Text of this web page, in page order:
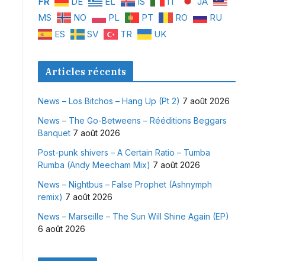
MS
NO PL PT RO
RU
ES
SV TR UK
Articles récents
News – Los Bitchos – Hang Up (Pt 2) 7 août 2026
News – The Go-Betweens – Rééditions Beggars
Banquet 7 août 2026
Post-punk shivers – A Certain Ratio – Tumba
Rumba (Andy Meecham Mix) 7 août 2026
News – Nightbus – False Prophet (Ashnymph
remix) 7 août 2026
News – Marseille – The Sun Will Shine Again (EP)
6 août 2026